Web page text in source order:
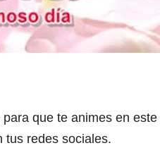
para que te animes en
tus redes sociales.